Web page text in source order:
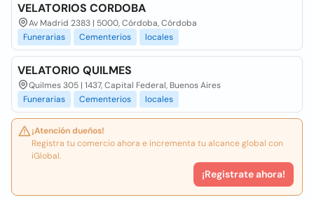
VELATORIOS CORDOBA
Av Madrid 2383 | 5000, Córdoba, Córdoba
Funerarias
Cementerios locales
VELATORIO QUILMES
Quilmes 305 | 1437, Capital Federal, Buenos Aires
Funerarias
Cementerios locales
¡Atención dueños!
Registra tu comercio ahora e incrementa tu alcance global con
iGlobal.
¡Registrate ahora!